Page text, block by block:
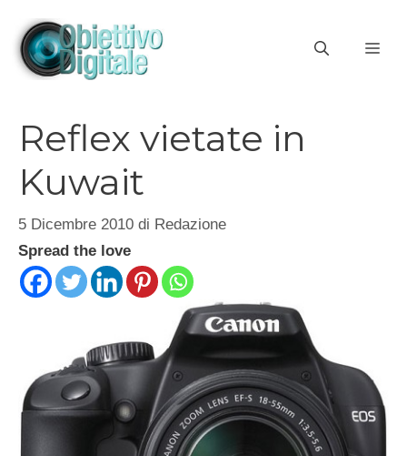
contenuto
Reflex vietate in
Kuwait
5 Dicembre 2010 di Redazione
Spread the love